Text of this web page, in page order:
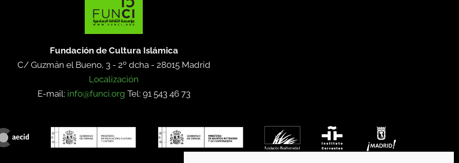
Fundación de Cultura Islámica
C/ Guzmán el Bueno, 3 - 2º dcha - 28015 Madrid
Localización
E-mail: info@funci.org Tel: 91 543 46 73